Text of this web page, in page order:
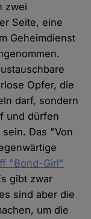
zwei
Seite, eine
Geheimdienst
Opfer, die
darf, sondern
und dürfen
Das "Von
"Bond-Girl"
gibt zwar
sind aber die
um die